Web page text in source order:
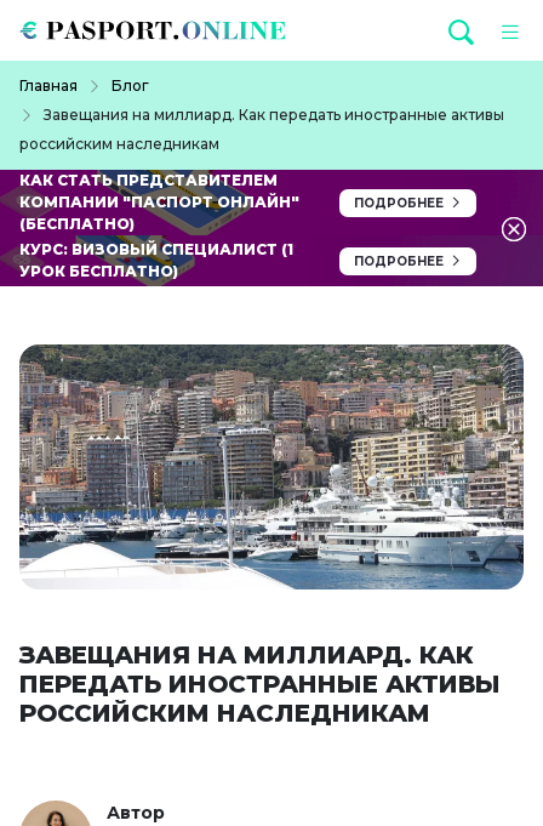
Главная
Блог
Завещания на миллиард. Как передать иностранные активы
российским наследникам
КАК СТАТЬ ПРЕДСТАВИТЕЛЕМ
КОМПАНИИ "ПАСПОРТ ОНЛАЙН"
(БЕСПЛАТНО)
ПОДРОБНЕЕ
КУРС: ВИЗОВЫЙ СПЕЦИАЛИСТ (1
УРОК БЕСПЛАТНО)
ПОДРОБНЕЕ
ЗАВЕЩАНИЯ НА МИЛЛИАРД. КАК
ПЕРЕДАТЬ ИНОСТРАННЫЕ АКТИВЫ
РОССИЙСКИМ НАСЛЕДНИКАМ
Автор